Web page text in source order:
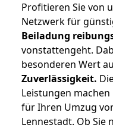
Profitieren Sie von
Netzwerk für
Beiladung
vonstattengeht.
besonderen Wert
Zuverlässigkeit.
Leistungen
für Ihren Umzug
Lennestadt. Ob Sie